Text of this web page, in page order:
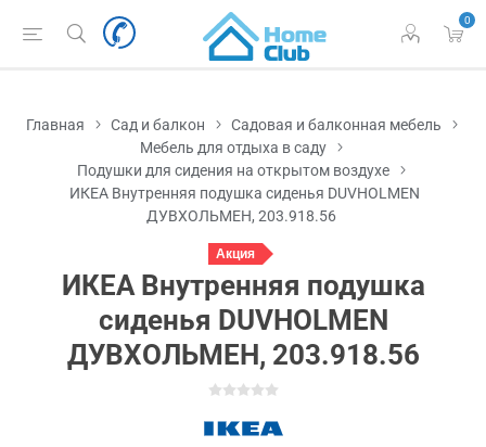
0
Главная Сад и балкон
Садовая и балконная мебель
Мебель для отдыха в саду
Подушки для сидения на открытом воздухе
ИКЕА Внутренняя подушка сиденья DUVHOLMEN
ДУВХОЛЬМЕН, 203.918.56
Акция
ИКЕА Внутренняя подушка
сиденья DUVHOLMEN
ДУВХОЛЬМЕН, 203.918.56